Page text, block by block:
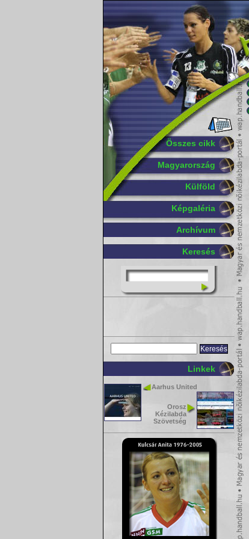
Összes cikk
Magyarország
Külföld
Képgaléria
Archívum
Keresés
Linkek
Aarhus United
Orosz
Kézilabda
Szövetség